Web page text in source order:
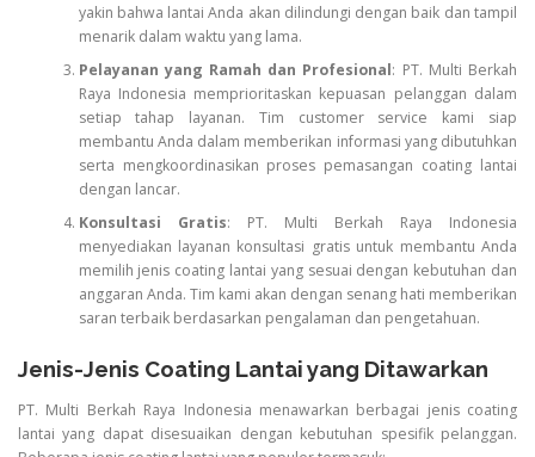
yakin bahwa lantai Anda akan dilindungi dengan baik dan tampil
menarik dalam waktu yang lama.
Pelayanan yang Ramah dan Profesional: PT. Multi Berkah
Raya Indonesia memprioritaskan kepuasan pelanggan dalam
setiap tahap layanan. Tim customer service kami siap
membantu Anda dalam memberikan informasi yang dibutuhkan
serta mengkoordinasikan proses pemasangan coating lantai
dengan lancar.
Konsultasi Gratis: PT. Multi Berkah Raya Indonesia
menyediakan layanan konsultasi gratis untuk membantu Anda
memilih jenis coating lantai yang sesuai dengan kebutuhan dan
anggaran Anda. Tim kami akan dengan senang hati memberikan
saran terbaik berdasarkan pengalaman dan pengetahuan.
Jenis-Jenis Coating Lantai yang Ditawarkan
PT. Multi Berkah Raya Indonesia menawarkan berbagai jenis coating
lantai yang dapat disesuaikan dengan kebutuhan spesifik pelanggan.